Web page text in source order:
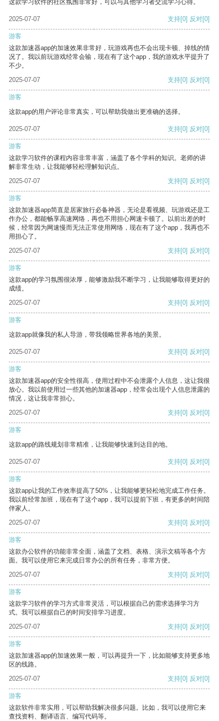
这款学习软件的社区氛围非常好，可以与其他学习者交流学习心得。
2025-07-07 支持[0] 反对[0]
游客
这款加速器app的加速效果非常好，玩游戏再也不会出现卡顿、掉线的情
况了。我以前玩游戏经常会输，现在有了这个app，我的游戏水平提升了
不少。
2025-07-07
支持[0] 反对[0]
游客
这款app的用户评论非常真实，可以帮助我做出更准确的选择。
2025-07-07 支持[0] 反对[0]
游客
这款学习软件的课程内容非常丰富，涵盖了各个学科的知识。老师的讲
解非常生动，让我能够轻松理解知识点。
2025-07-07
支持[0] 反对[0]
游客
这款加速器app简直是居家旅行必备神器，无论是看视频、玩游戏还是工
作办公，都能畅享高速网络，再也不用担心网速卡顿了。以前出差的时
候，经常因为网速慢而无法正常使用网络，现在有了这个app，我再也不
用担心了。
2025-07-07
支持[0] 反对[0]
游客
这款app的学习氛围很浓厚，能够激励我不断学习，让我能够取得更好的
成绩。
2025-07-07
支持[0] 反对[0]
游客
这款app就像我的私人导游，带我领略世界各地的美景。
2025-07-07 支持[0] 反对[0]
游客
这款加速器app的安全性很高，使用过程中不会泄露个人信息，这让我很
放心。我以前使用过一些其他的加速器app，经常会出现个人信息泄露的
情况，这让我非常担心。
2025-07-07
支持[0] 反对[0]
游客
这款app的路线规划非常精准，让我能够快速到达目的地。
2025-07-07 支持[0] 反对[0]
游客
这款app让我的工作效率提高了50%，让我能够更轻松地完成工作任务。
我以前经常加班，现在有了这个app，我可以提前下班，有更多的时间陪
伴家人。
2025-07-07
支持[0] 反对[0]
游客
这款办公软件的功能非常全面，涵盖了文档、表格、演示文稿等各个方
面。我可以使用它来完成日常办公的所有任务，非常方便。
2025-07-07
支持[0] 反对[0]
游客
这款学习软件的学习方式非常灵活，可以根据自己的需求选择学习方
式。我可以根据自己的时间安排学习进度。
2025-07-07
支持[0] 反对[0]
游客
这款加速器app的加速效果一般，可以再提升一下，比如能够支持更多地
区的线路。
2025-07-07
支持[0] 反对[0]
游客
这款软件非常实用，可以帮助我解决很多问题。比如，我可以使用它来
查找资料、翻译语言、编写代码等。